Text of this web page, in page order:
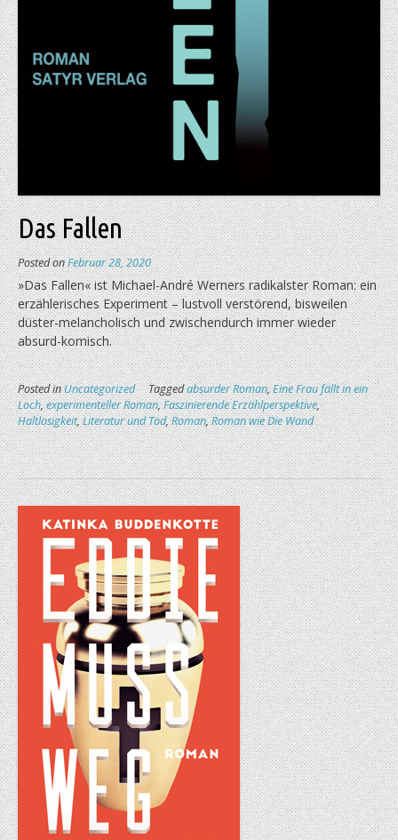
Das Fallen
Posted onFebruar 28, 2020
»Das Fallen« ist Michael-André Werners radikalster Roman: ein
erzählerisches Experiment – lustvoll verstörend, bisweilen
düster-melancholisch und zwischendurch immer wieder
absurd-komisch.
Posted inUncategorized Taggedabsurder Roman,Eine Frau fällt in ein
Loch,experimenteller Roman,Faszinierende Erzählperspektive,
Haltlosigkeit,Literatur und Tod,Roman,Roman wie Die Wand